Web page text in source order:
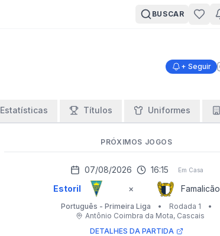
BUSCAR
+ Seguir
Estatísticas Títulos Uniformes
PRÓXIMOS JOGOS
07/08/2026 16:15 Em Casa
Estoril × Famalicão
Português - Primeira Liga • Rodada 1
•
Antônio Coimbra da Mota, Cascais
DETALHES DA PARTIDA